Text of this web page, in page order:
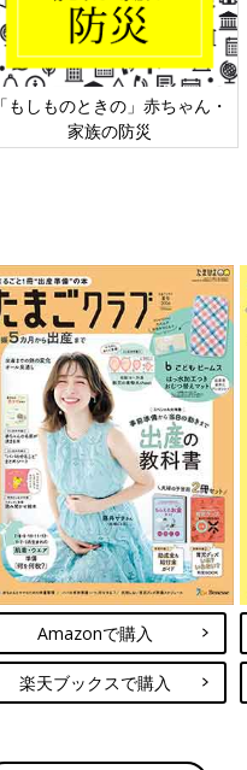
る子を産み育てることへの
決めたのに、堕ろせるのな
湧き上がったことへの自己
ト検索をします。
いうイメージを持ってい
ブログを見て、前向きに子
に勇気づけられ、“障がい
ちになりました。
たり…。とても不安定でし
査結果に滝のように
査のため、文美さんは夫婦
あるんですが、これまで私
でも、運命の宣告を受けた
出て、気持ちが不安定にな
たんですが、入院手続き後
「もしものときの」赤ちゃん・
家族の防災
Amazonで購入
楽天ブックスで購入